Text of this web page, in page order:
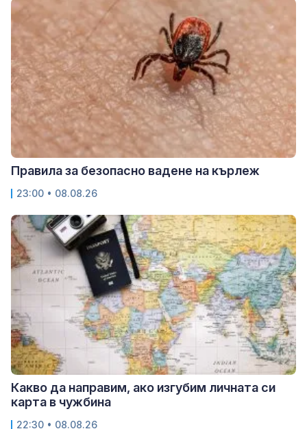
Правила за безопасно вадене на кърлеж
23:00 • 08.08.26
Какво да направим, ако изгубим личната си
карта в чужбина
22:30 • 08.08.26